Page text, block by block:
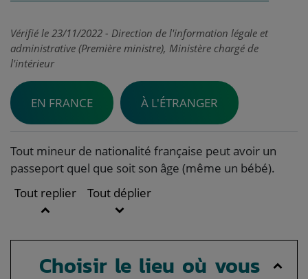
Vérifié le 23/11/2022 - Direction de l'information légale et
administrative (Première ministre), Ministère chargé de
l'intérieur
EN FRANCE À L'ÉTRANGER
Tout mineur de nationalité française peut avoir un
passeport quel que soit son âge (même un bébé).
Tout replier
Tout déplier
Choisir le lieu où vous